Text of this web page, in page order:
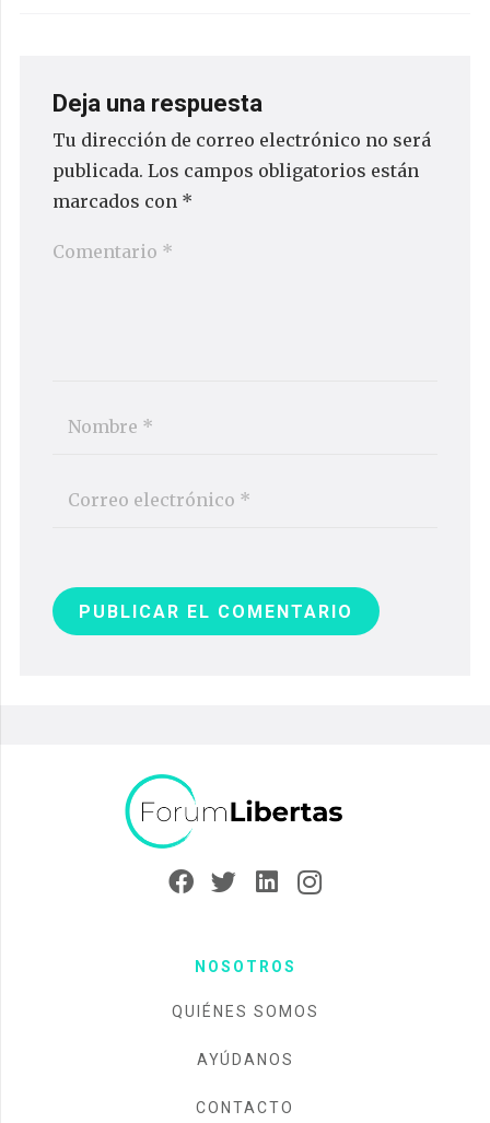
Deja una respuesta
Tu dirección de correo electrónico no será
publicada. Los campos obligatorios están
marcados con *
PUBLICAR EL COMENTARIO
NOSOTROS
QUIÉNES SOMOS
AYÚDANOS
CONTACTO